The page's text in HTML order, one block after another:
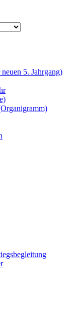
5. Jahrgang)